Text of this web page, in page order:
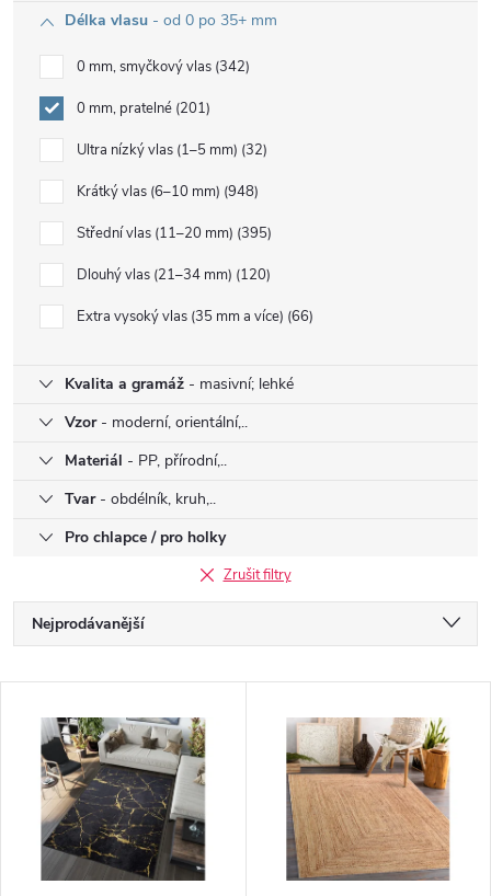
Délka vlasu - od 0 po 35+ mm
0 mm, smyčkový vlas 342
0 mm, pratelné 201
Ultra nízký vlas (1–5 mm) 32
Krátký vlas (6–10 mm) 948
Střední vlas (11–20 mm) 395
Dlouhý vlas (21–34 mm) 120
Extra vysoký vlas (35 mm a více) 66
Kvalita a gramáž - masivní; lehké
Vzor- moderní, orientální,..
Materiál - PP, přírodní,..
Tvar- obdélník, kruh,..
Pro chlapce / pro holky
Zrušit filtry
Ř
a
Nejprodávanější
Abecedně
V